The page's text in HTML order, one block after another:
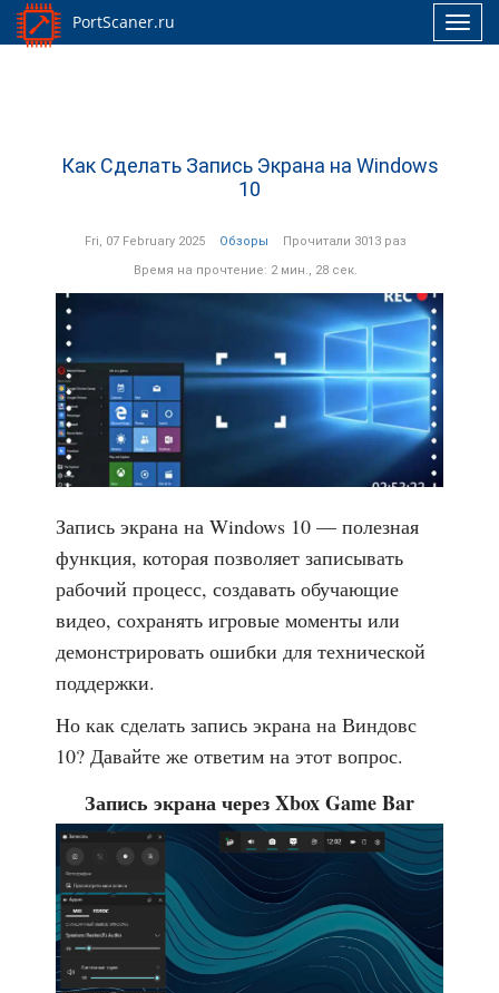
PortScaner.ru
Как Сделать Запись Экрана на Windows
10
Fri, 07 February 2025 Обзоры
Прочитали 3013 раз
Время на прочтение: 2 мин., 28 сек.
Запись экрана на Windows 10 — полезная
функция, которая позволяет записывать
рабочий процесс, создавать обучающие
видео, сохранять игровые моменты или
демонстрировать ошибки для технической
поддержки.
Но как сделать запись экрана на Виндовс
10? Давайте же ответим на этот вопрос.
Запись экрана через Xbox Game Bar